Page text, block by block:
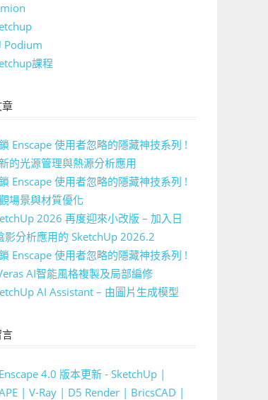
Podium
課程
Enscape 使用者忽略的隱藏神技系列 !
的光源管理與熱源分析應用
Enscape 使用者忽略的隱藏神技系列 !
場景與材質優化
2026 再度迎來小改版 – 加入日
影分析應用的 SketchUp 2026.2
Enscape 使用者忽略的隱藏神技系列 !
AI智能風格複製及局部編修
AI Assistant – 由圖片生成模型
Enscape 4.0 版本更新 - SketchUp |
| V-Ray | D5 Render | BricsCAD |